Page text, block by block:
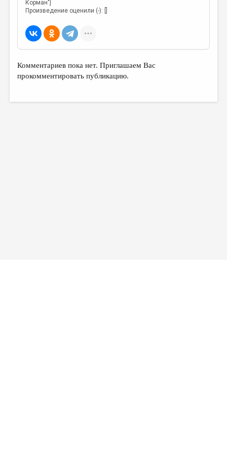
Корман"]
Произведение оценили (-): []
Комментариев пока нет. Приглашаем Вас
прокомментировать публикацию.